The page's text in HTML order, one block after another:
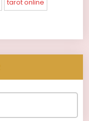
tarot online